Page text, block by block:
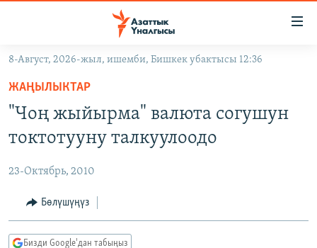
Навигацияга
өтүңүз
Издөөгө
салыңыз
КЫРГЫЗСТАН
ЭКОНОМИКА
МАДАНИЯТ
ДҮЙНӨ
БОРБОР АЗИЯ
АТАЙЫН ИЛИКТӨӨ
ТВ ПРОГРАММАЛАР
8-Август, 2026-жыл, ишемби, Бишкек убактысы 12:36
ЖАҢЫЛЫКТАР
"Чоң жыйырма" валюта согушун
токтотууну талкуулоодо
23-Октябрь, 2010
Бөлүшүңүз
Бизди Google'дан табыңыз